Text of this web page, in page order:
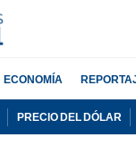
ECONOMÍA
PRECIO DEL DÓLAR